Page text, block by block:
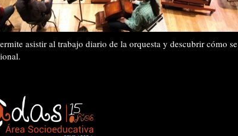
asistir al trabajo diario de la orquesta y descubrir cómo